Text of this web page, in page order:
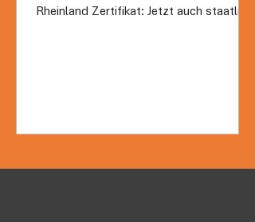
Rheinland Zertifikat: Jetzt auch staatlich